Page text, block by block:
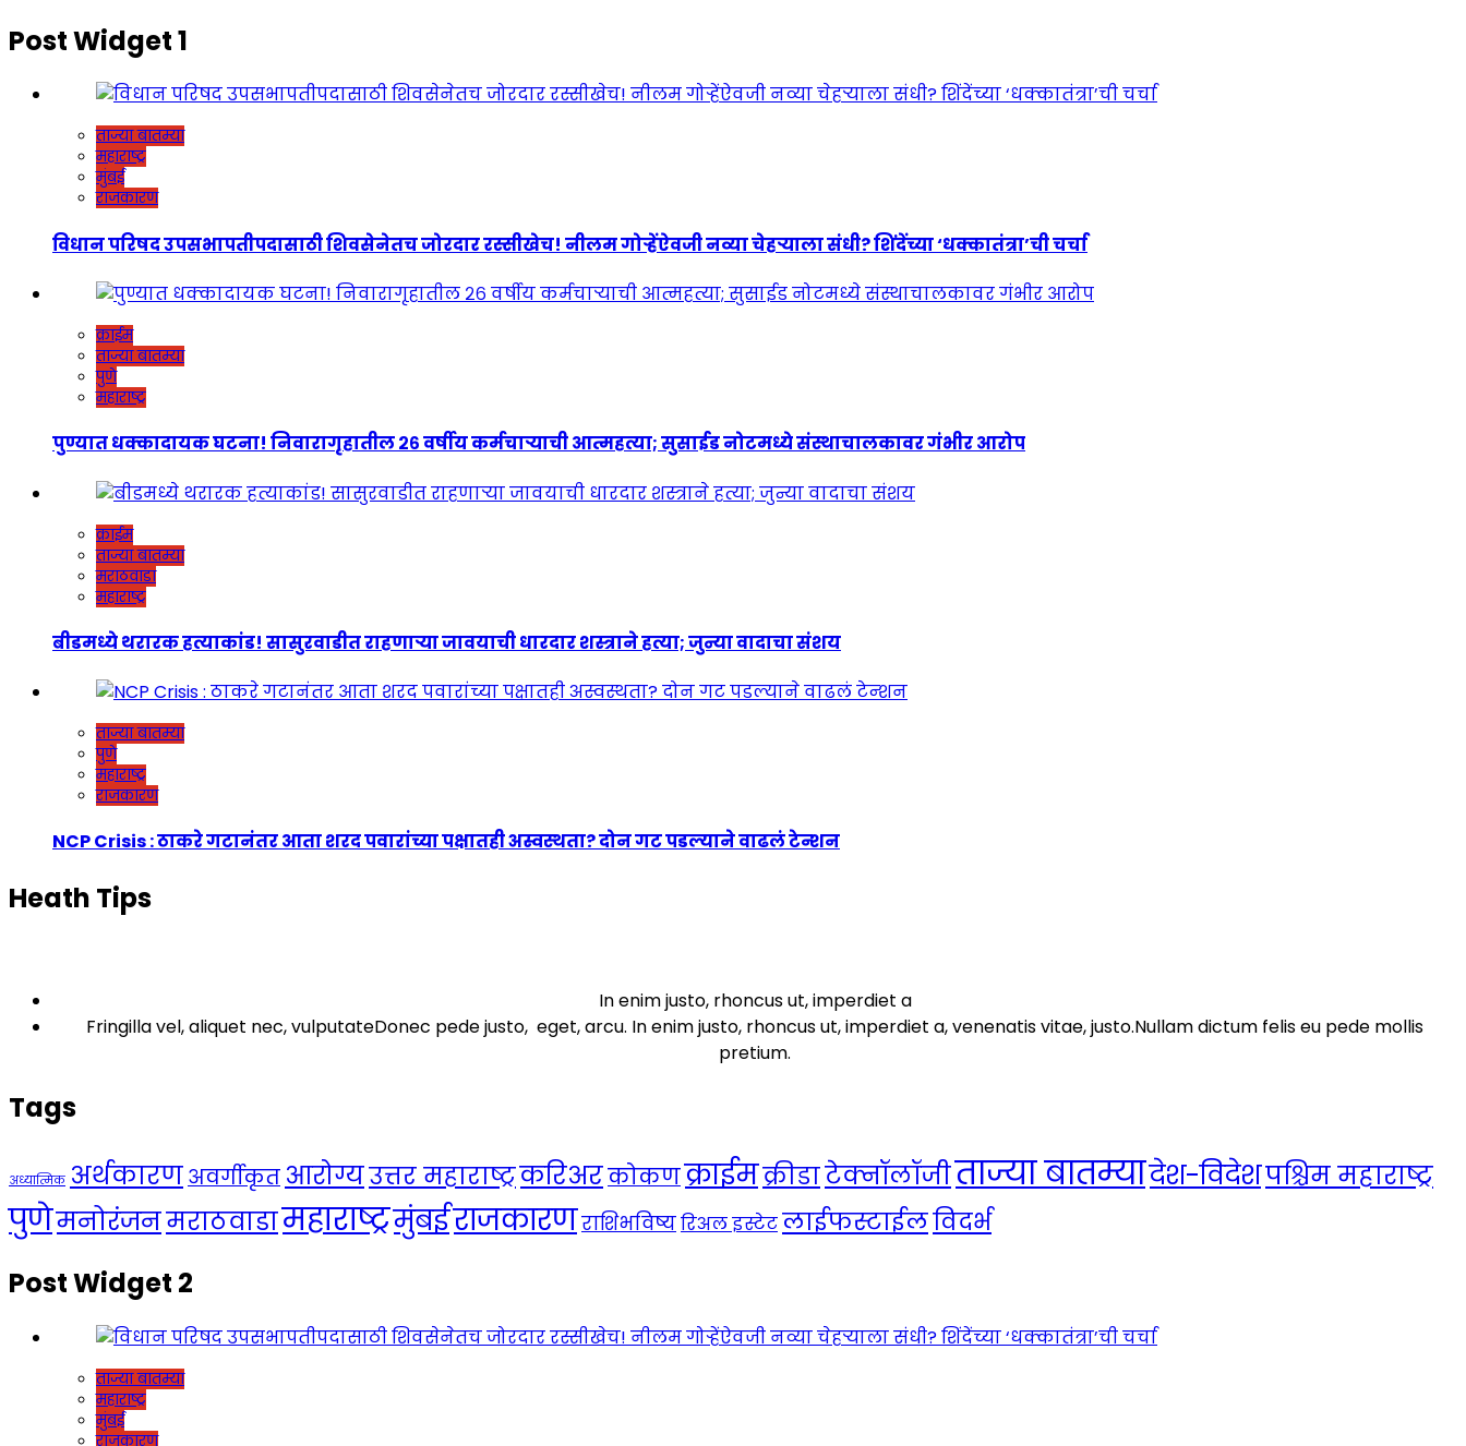
Post Widget 1
ताज्या बातम्या
महाराष्ट्र
मुंबई
राजकारण
विधान परिषद उपसभापतीपदासाठी शिवसेनेतच जोरदार रस्सीखेच! नीलम गोऱ्हेंऐवजी नव्या चेहऱ्याला संधी? शिंदेंच्या ‘धक्कातंत्रा’ची चर्चा
क्राईम
ताज्या बातम्या
पुणे
महाराष्ट्र
पुण्यात धक्कादायक घटना! निवारागृहातील २६ वर्षीय कर्मचाऱ्याची आत्महत्या; सुसाईड नोटमध्ये संस्थाचालकावर गंभीर आरोप
क्राईम
ताज्या बातम्या
मराठवाडा
महाराष्ट्र
बीडमध्ये थरारक हत्याकांड! सासुरवाडीत राहणाऱ्या जावयाची धारदार शस्त्राने हत्या; जुन्या वादाचा संशय
ताज्या बातम्या
पुणे
महाराष्ट्र
राजकारण
NCP Crisis : ठाकरे गटानंतर आता शरद पवारांच्या पक्षातही अस्वस्थता? दोन गट पडल्याने वाढलं टेन्शन
Heath Tips
In enim justo, rhoncus ut, imperdiet a
Fringilla vel, aliquet nec, vulputateDonec pede justo, eget, arcu. In enim justo, rhoncus ut, imperdiet a, venenatis vitae, justo.Nullam dictum felis eu pede mollis
pretium.
Tags
अध्यात्मिक अर्थकारणअवर्गीकृत आरोग्यउत्तर महाराष्ट्रकरिअरकोकणक्राईमक्रीडाटेक्नॉलॉजीताज्या बातम्यादेश-विदेशपश्चिम महाराष्ट्र
पुणेमनोरंजनमराठवाडामहाराष्ट्रमुंबईराजकारणराशिभविष्यरिअल इस्टेटलाईफस्टाईलविदर्भ
Post Widget 2
ताज्या बातम्या
महाराष्ट्र
मुंबई
राजकारण